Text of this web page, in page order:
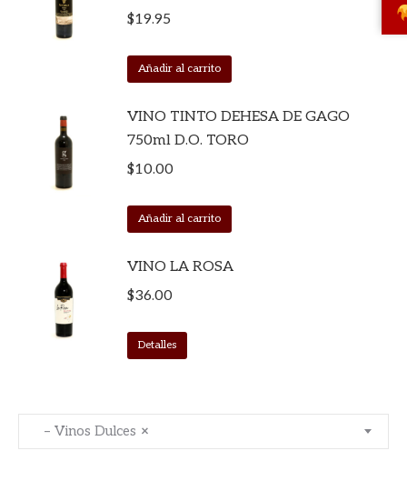
$19.95
Añadir al carrito
VINO TINTO DEHESA DE GAGO
750ml D.O. TORO
$10.00
Añadir al carrito
VINO LA ROSA
$36.00
Detalles
×
– Vinos Dulces